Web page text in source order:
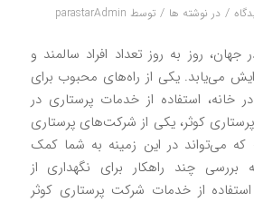
/ در نوشته ها / توسط parastarAdmin
روز به روز تعداد افراد سالمند و
می‌یابد. یکی از راه‌های محبوب برای
خانه، استفاده از خدمات پرستاری در
کوثر، یکی از شرکت‌های پرستاری
که می‌تواند در این زمینه به شما کمک
بررسی چند راهکار برای نگهداری از
از خدمات شرکت پرستاری کوثر